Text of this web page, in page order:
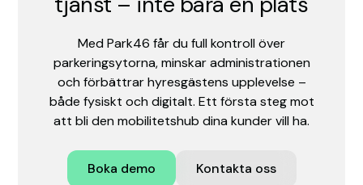
Med Park46 får du full kontroll över
parkeringsytorna, minskar administrationen
och förbättrar hyresgästens upplevelse –
både fysiskt och digitalt. Ett första steg mot
att bli den mobilitetshub dina kunder vill ha.
Boka demo Kontakta oss